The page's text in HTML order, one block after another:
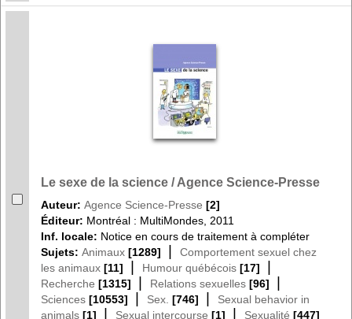
Le sexe de la science / Agence Science-Presse
Auteur: Agence Science-Presse [2]
Éditeur: Montréal : MultiMondes, 2011
Inf. locale: Notice en cours de traitement à compléter
Sujets: Animaux [1289]
Comportement sexuel chez
les animaux [11] Humour québécois [17]
Recherche [1315] Relations sexuelles [96]
Sciences [10553] Sex. [746]
Sexual behavior in
animals [1] Sexual intercourse [1] Sexualité [447]